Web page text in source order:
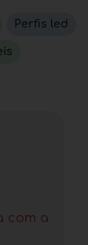
Perfis led
com a